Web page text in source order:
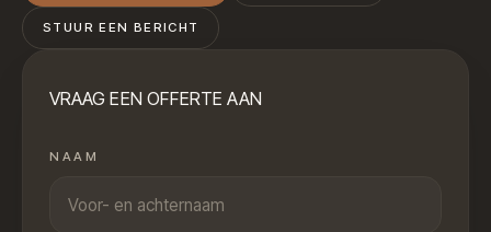
STUUR EEN BERICHT
VRAAG EEN OFFERTE AAN
NAAM